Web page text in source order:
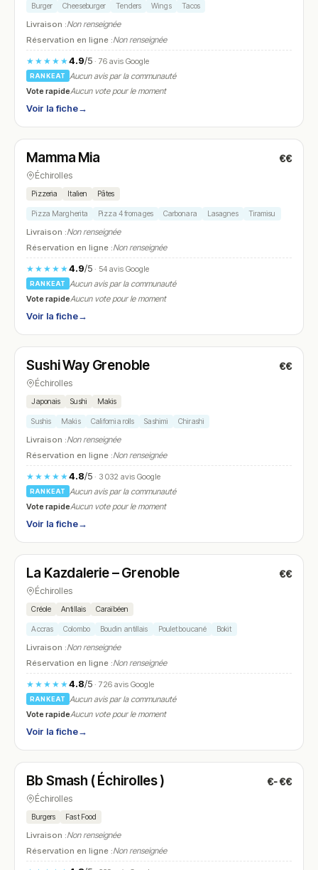
Burger Cheeseburger Tenders Wings Tacos
Livraison :Non renseignée
Réservation en ligne :Non renseignée
★★★★★4.9/5· 76 avis Google
RANKEAT
Aucun avis par la communauté
Vote rapideAucun vote pour le moment
Voir la fiche→
N° 6
Mamma Mia €€
Échirolles
Pizzeria Italien Pâtes
Pizza Margherita Pizza 4 fromages Carbonara Lasagnes Tiramisu
Livraison :Non renseignée
Réservation en ligne :Non renseignée
★★★★★4.9/5· 54 avis Google
RANKEAT
Aucun avis par la communauté
Vote rapideAucun vote pour le moment
Voir la fiche→
N° 7
Sushi Way Grenoble €€
Échirolles
Japonais Sushi Makis
Sushis Makis California rolls Sashimi Chirashi
Livraison :Non renseignée
Réservation en ligne :Non renseignée
★★★★★4.8/5· 3 032 avis Google
RANKEAT
Aucun avis par la communauté
Vote rapideAucun vote pour le moment
Voir la fiche→
N° 8
La Kazdalerie – Grenoble €€
Échirolles
Créole Antillais Caraïbéen
Accras Colombo Boudin antillais Poulet boucané Bokit
Livraison :Non renseignée
Réservation en ligne :Non renseignée
★★★★★4.8/5· 726 avis Google
RANKEAT
Aucun avis par la communauté
Vote rapideAucun vote pour le moment
Voir la fiche→
N° 9
Bb Smash ( Échirolles ) €-€€
Échirolles
Burgers Fast Food
Livraison :Non renseignée
Réservation en ligne :Non renseignée